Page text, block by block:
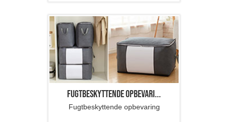
Fugtbeskyttende opbevari...
Fugtbeskyttende opbevaring